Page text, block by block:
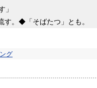
」
す。◆「そばたつ」とも。
グ